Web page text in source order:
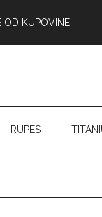
OD KUPOVINE
RUPES